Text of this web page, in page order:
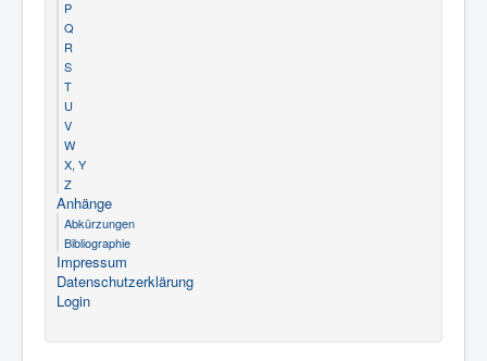
P
Q
R
S
T
U
V
W
X, Y
Z
Anhänge
Abkürzungen
Bibliographie
Impressum
Datenschutzerklärung
Login